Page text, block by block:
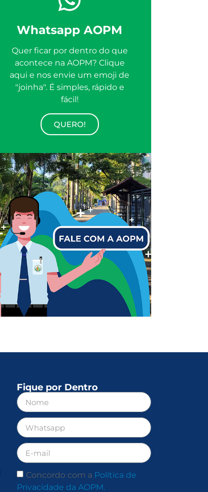
Whatsapp AOPM
Quer ficar por dentro do que
acontece na AOPM? Clique
aqui e nos envie um emoji de
"joinha". É simples, rápido e
fácil!
QUERO!
Fique por Dentro
Concordo com a Política de
Privacidade da AOPM.